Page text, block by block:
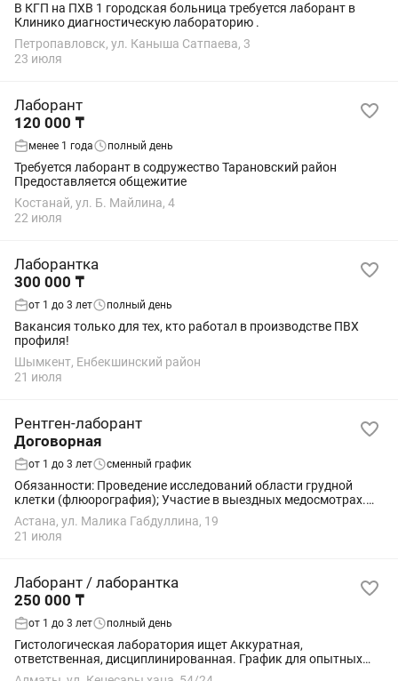
В КГП на ПХВ 1 городская больница требуется лаборант в
Клинико диагностическую лабораторию .
Петропавловск, ул. Каныша Сатпаева, 3
23 июля
Лаборант
120 000 ₸
менее 1 года полный день
Требуется лаборант в содружество Тарановский район
Предоставляется общежитие
Костанай, ул. Б. Майлина, 4
22 июля
Лаборантка
300 000 ₸
от 1 до 3 лет полный день
Вакансия только для тех, кто работал в производстве ПВХ
профиля!
Шымкент, Енбекшинский район
21 июля
Рентген-лаборант
Договорная
от 1 до 3 лет сменный график
Обязанности: Проведение исследований области грудной
клетки (флюорография); Участие в выездных медосмотрах.
Требования: Наличие действующего сертификата на
осуществление медицинской деятельности в...
Астана, ул. Малика Габдуллина, 19
21 июля
Лаборант / лаборантка
250 000 ₸
от 1 до 3 лет полный день
Гистологическая лаборатория ищет Аккуратная,
ответственная, дисциплинированная. График для опытных
сменный 6/1. С 8.00-17.00часов. Страховка, пенсионка,